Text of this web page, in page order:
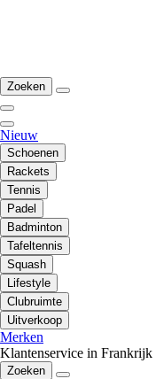
Zoeken
Nieuw
Schoenen
Rackets
Tennis
Padel
Badminton
Tafeltennis
Squash
Lifestyle
Clubruimte
Uitverkoop
Merken
Klantenservice in Frankrijk
Zoeken